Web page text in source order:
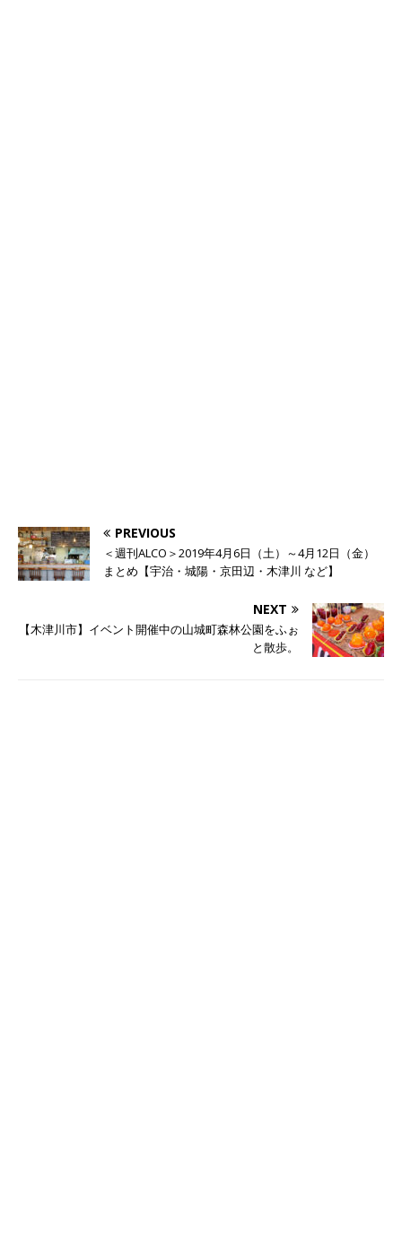
PREVIOUS
＜週刊ALCO＞2019年4月6日（土）～4月12日（金）
まとめ【宇治・城陽・京田辺・木津川 など】
NEXT
【木津川市】イベント開催中の山城町森林公園をふぉ
と散歩。